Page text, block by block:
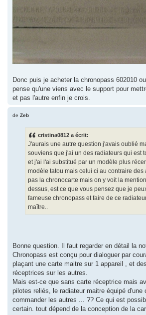
Donc puis je acheter la chronopass 602010
pense qu'une viens avec le support pour
et pas l'autre enfin je crois.
de Zeb
cristina0812 a écrit:
J'aurais une autre question j'avais oublié
souviens que j'ai un des radiateurs qui est
et j'ai l'ai substitué par un modèle plus
modèle tatou mais celui ci au contraire des
pas la chronocarte mais on y voit la
dessus, est ce que vous pensez que je
fameuse chronopass et faire de ce
maître..
Bonne question. Il faut regarder en détail la
Chronopass est conçu pour dialoguer par
plaçant une carte maitre sur 1 appareil , et
réceptrices sur les autres.
Mais est-ce que sans carte réceptrice mais
pilotes reliés, le radiateur maitre équipé d'une
commander les autres ... ?? Ce qui est
certain. tout dépend de la conception de la